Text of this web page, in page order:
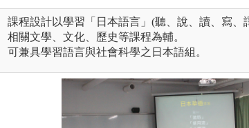
課程設計以學習「日本語言」(聽、說、讀、寫、
相關文學、文化、歷史等課程為輔。
可兼具學習語言與社會科學之日本語組。